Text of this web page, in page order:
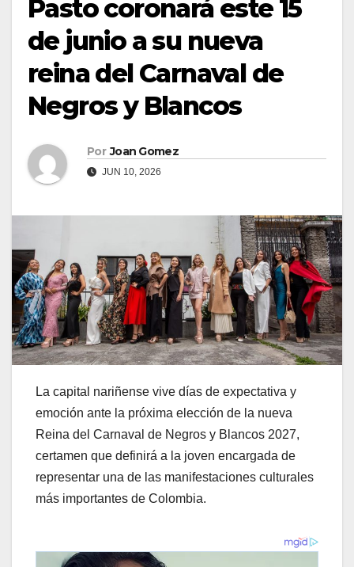
Pasto coronará este 15
de junio a su nueva
reina del Carnaval de
Negros y Blancos
Por Joan Gomez
JUN 10, 2026
La capital nariñense vive días de expectativa y
emoción ante la próxima elección de la nueva
Reina del Carnaval de Negros y Blancos 2027,
certamen que definirá a la joven encargada de
representar una de las manifestaciones culturales
más importantes de Colombia.